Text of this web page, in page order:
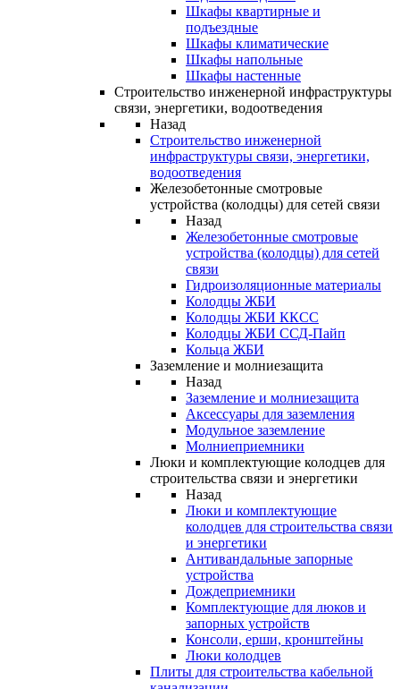
Шкафы квартирные и
подъездные
Шкафы климатические
Шкафы напольные
Шкафы настенные
Строительство инженерной инфраструктуры
связи, энергетики, водоотведения
Назад
Строительство инженерной
инфраструктуры связи, энергетики,
водоотведения
Железобетонные смотровые
устройства (колодцы) для сетей связи
Назад
Железобетонные смотровые
устройства (колодцы) для сетей
связи
Гидроизоляционные материалы
Колодцы ЖБИ
Колодцы ЖБИ ККСС
Колодцы ЖБИ ССД-Пайп
Кольца ЖБИ
Заземление и молниезащита
Назад
Заземление и молниезащита
Аксессуары для заземления
Модульное заземление
Молниеприемники
Люки и комплектующие колодцев для
строительства связи и энергетики
Назад
Люки и комплектующие
колодцев для строительства связи
и энергетики
Антивандальные запорные
устройства
Дождеприемники
Комплектующие для люков и
запорных устройств
Консоли, ерши, кронштейны
Люки колодцев
Плиты для строительства кабельной